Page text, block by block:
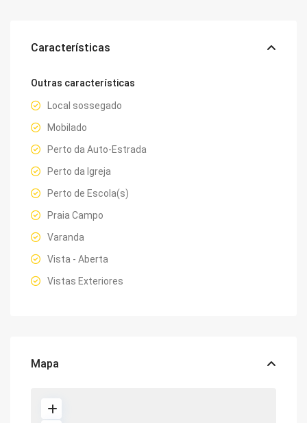
Características
Outras características
Local sossegado
Mobilado
Perto da Auto-Estrada
Perto da Igreja
Perto de Escola(s)
Praia Campo
Varanda
Vista - Aberta
Vistas Exteriores
Mapa